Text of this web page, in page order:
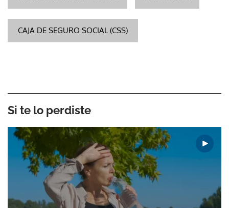
CAJA DE SEGURO SOCIAL (CSS)
Si te lo perdiste